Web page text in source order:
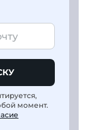
момент.